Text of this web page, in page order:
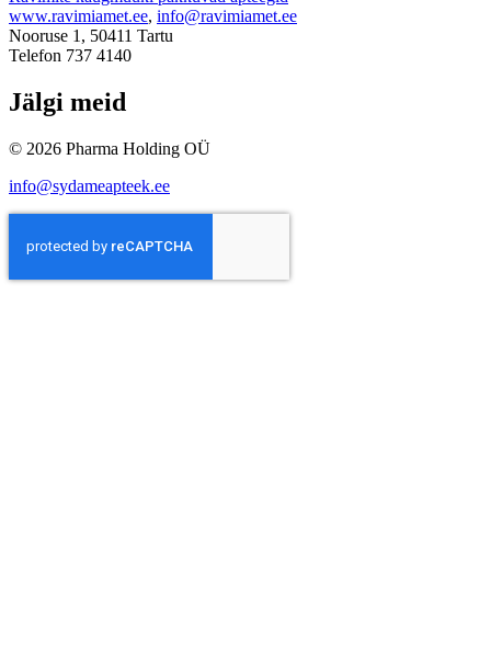
www.ravimiamet.ee, info@ravimiamet.ee
Nooruse 1, 50411 Tartu
Telefon 737 4140
Jälgi meid
© 2026 Pharma Holding OÜ
info@sydameapteek.ee